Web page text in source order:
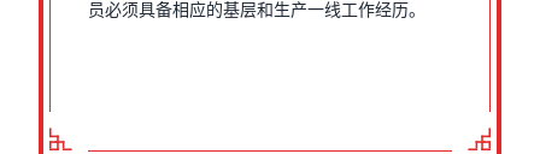
员必须具备相应的基层和生产一线工作经历。